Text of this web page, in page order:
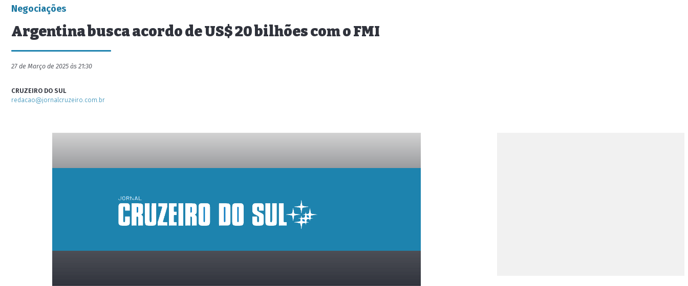
Negociações
Argentina busca acordo de US$ 20 bilhões com o FMI
27 de Março de 2025 às 21:30
CRUZEIRO DO SUL
redacao@jornalcruzeiro.com.br